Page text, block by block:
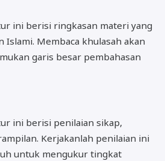
ini berisi ringkasan materi yang
Islami. Membaca khulasah akan
garis besar pembahasan
ini berisi penilaian sikap,
Kerjakanlah penilaian ini
untuk mengukur tingkat